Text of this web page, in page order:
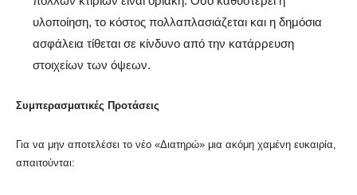
υλοποίηση, το κόστος πολλαπλασιάζεται και η δημόσια
ασφάλεια τίθεται σε κίνδυνο από την κατάρρευση
στοιχείων των όψεων.
Συμπερασματικές Προτάσεις
Για να μην αποτελέσει το νέο «Διατηρώ» μια ακόμη χαμένη ευκαιρία,
απαιτούνται: